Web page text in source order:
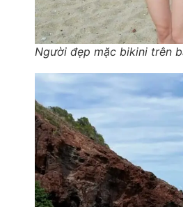
Người đẹp mặc bikini trên